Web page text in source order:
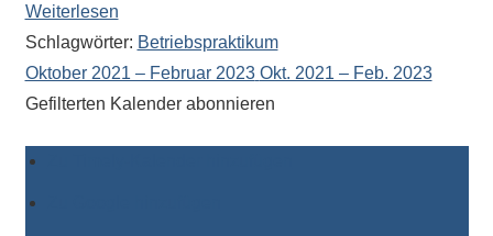
Weiterlesen
Schlagwörter: Betriebspraktikum
Oktober 2021 – Februar 2023 Okt. 2021 – Feb. 2023
Gefilterten Kalender abonnieren